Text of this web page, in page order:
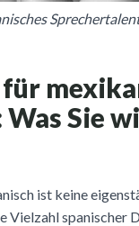
Sie
ist keine
Vielzahl spanischer